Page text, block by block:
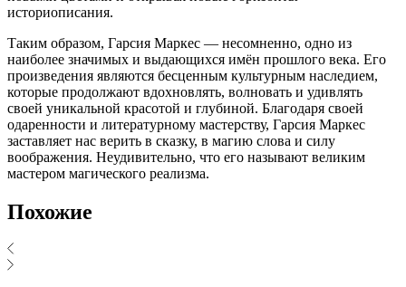
историописания.
Таким образом, Гарсия Маркес — несомненно, одно из
наиболее значимых и выдающихся имён прошлого века. Его
произведения являются бесценным культурным наследием,
которые продолжают вдохновлять, волновать и удивлять
своей уникальной красотой и глубиной. Благодаря своей
одаренности и литературному мастерству, Гарсия Маркес
заставляет нас верить в сказку, в магию слова и силу
воображения. Неудивительно, что его называют великим
мастером магического реализма.
Похожие